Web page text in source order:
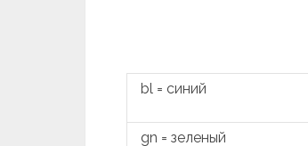
bl = синий
gn = зеленый